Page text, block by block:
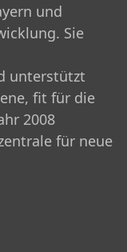
und
Sie
unterstützt
fit für die
2008
für neue